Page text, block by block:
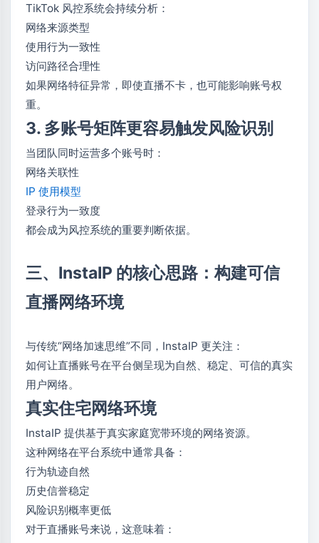
TikTok 风控系统会持续分析：
网络来源类型
使用行为一致性
访问路径合理性
如果网络特征异常，即使直播不卡，也可能影响账号权
重。
3. 多账号矩阵更容易触发风险识别
当团队同时运营多个账号时：
网络关联性
IP 使用模型
登录行为一致度
都会成为风控系统的重要判断依据。
三、InstaIP 的核心思路：构建可信
直播网络环境
与传统“网络加速思维”不同，InstaIP 更关注：
如何让直播账号在平台侧呈现为自然、稳定、可信的真实
用户网络。
真实住宅网络环境
InstaIP 提供基于真实家庭宽带环境的网络资源。
这种网络在平台系统中通常具备：
行为轨迹自然
历史信誉稳定
风险识别概率更低
对于直播账号来说，这意味着：